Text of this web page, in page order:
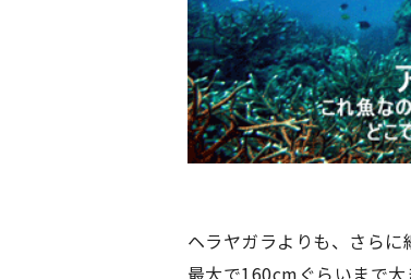
ヘラヤガラよりも、さらに
最大で160cmぐらいまで大